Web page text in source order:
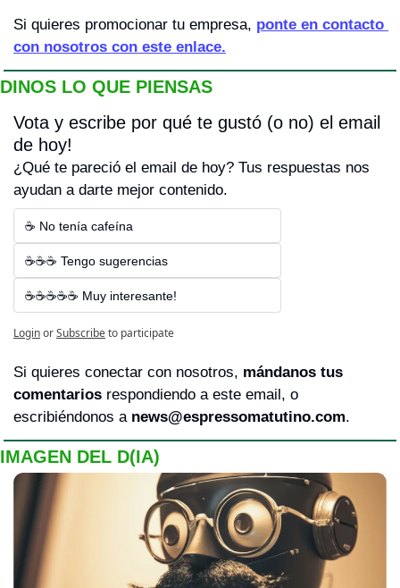
Si quieres promocionar tu empresa, ponte en contacto
con nosotros con este enlace.
DINOS LO QUE PIENSAS
Vota y escribe por qué te gustó (o no) el email
de hoy!
¿Qué te pareció el email de hoy? Tus respuestas nos
ayudan a darte mejor contenido.
☕ No tenía cafeína
☕☕☕ Tengo sugerencias
☕☕☕☕☕ Muy interesante!
LoginorSubscribeto participate
Si quieres conectar con nosotros, mándanos tus
comentarios respondiendo a este email, o
escribiéndonos a news@espressomatutino.com.
IMAGEN DEL D(IA)